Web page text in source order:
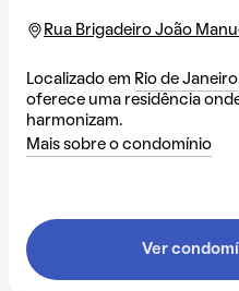
Rua Brigadeiro João
Localizado em Rio de Janeiro
oferece uma residência
harmonizam.
Mais sobre o condomínio
Ver